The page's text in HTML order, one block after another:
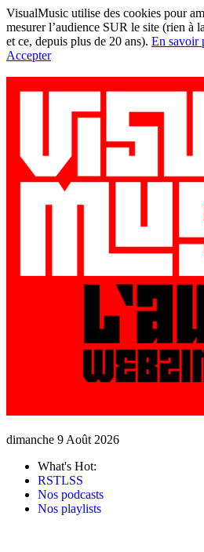
VisualMusic utilise des cookies pour
mesurer l’audience SUR le site (rien à
et ce, depuis plus de 20 ans). En savoir
Accepter
dimanche 9 Août 2026
What's Hot:
RSTLSS
Nos podcasts
Nos playlists